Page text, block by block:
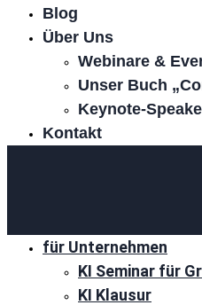
Blog
Über Uns
Webinare &
Unser Buch
Keynote-
Kontakt
für Unternehmen
KI Seminar für
KI Klausur